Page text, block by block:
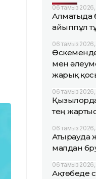
06 тамыз 2026,
Алматыда
айыппұл
06 тамыз 2026,
мен
жарық
06 тамыз 2026,
тең
06 тамыз 2026,
Атырауда
малдан
06 тамыз
Ақтөбеде